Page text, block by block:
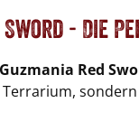
Sword -
Guzmania Red